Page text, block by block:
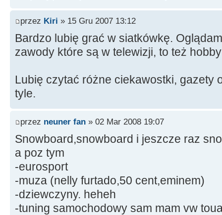
przez Kiri » 15 Gru 2007 13:12
Bardzo lubię grać w siatkówkę.
zawody które są w telewizji, to też
Lubię czytać różne ciekawostki, gazety
tyle.
przez neuner fan » 02 Mar 2008 19:07
Snowboard,snowboard i jeszcze raz
a poz tym
-eurosport
-muza (nelly furtado,50 cent,eminem)
-dziewczyny. heheh
-tuning samochodowy sam mam vw